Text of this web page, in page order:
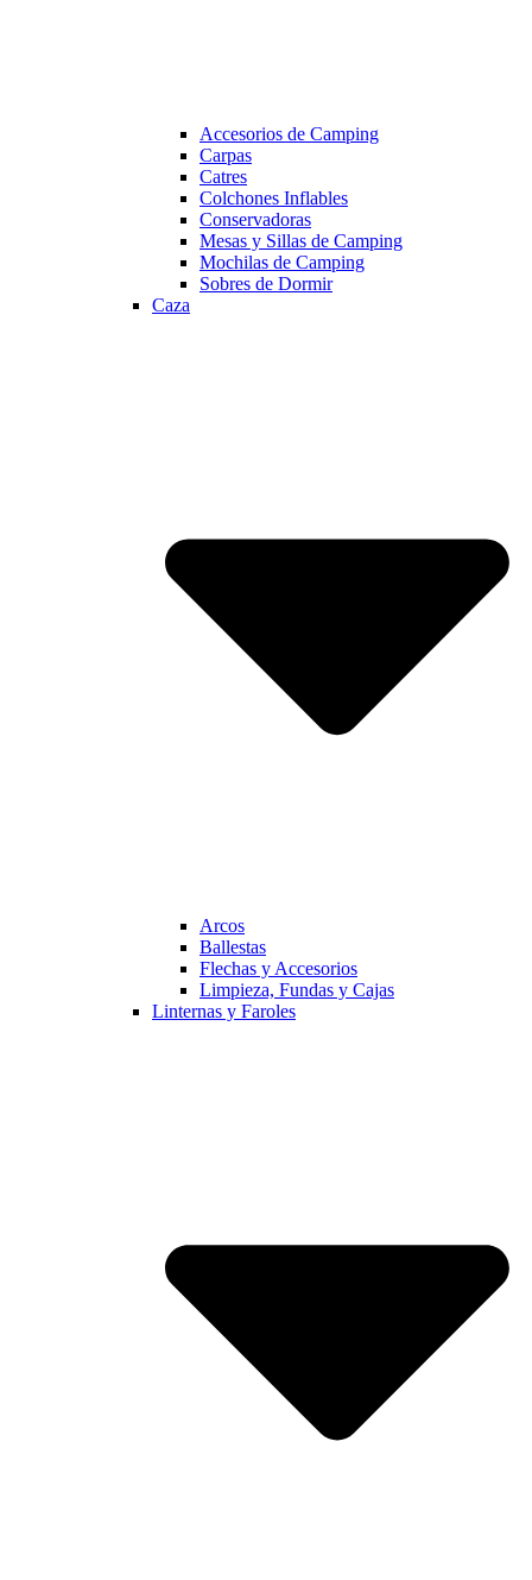
Accesorios de Camping
Carpas
Catres
Colchones Inflables
Conservadoras
Mesas y Sillas de Camping
Mochilas de Camping
Sobres de Dormir
Caza
Arcos
Ballestas
Flechas y Accesorios
Limpieza, Fundas y Cajas
Linternas y Faroles